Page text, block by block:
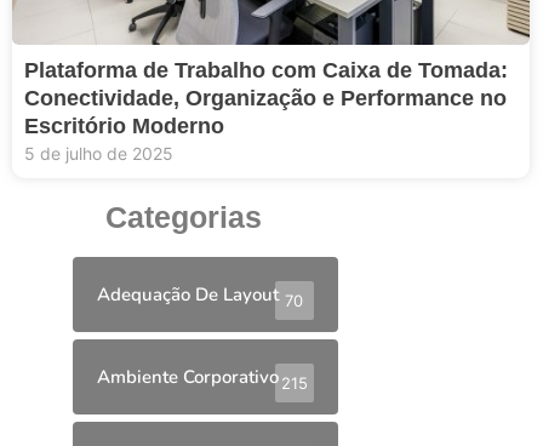
Plataforma de Trabalho com Caixa de Tomada:
Conectividade, Organização e Performance no
Escritório Moderno
5 de julho de 2025
Categorias
Adequação De Layout 70
Ambiente Corporativo215